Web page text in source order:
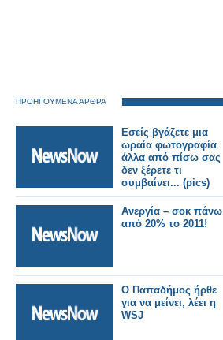
ΠΡΟΗΓΟΥΜΕΝΑ ΑΡΘΡΑ
Εσείς βγάζετε μια
ωραία φωτογραφία
άλλα από πίσω σας
δεν ξέρετε τι
συμβαίνει... (pics)
Ανεργία – σοκ πάνω
από 20% το 2011!
Ο Παπαδήμος ήρθε
για να μείνει, λέει η
WSJ